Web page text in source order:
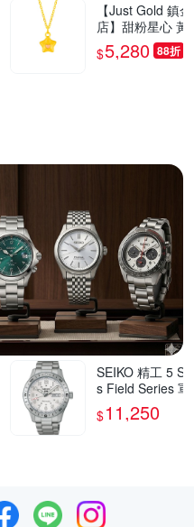
【Just Gold 鎮金
店】甜粉星心 黃
吊墜-不含鍊(網
定)
$5,280 88折
SEIKO 精工 5
s Field Series 軍
風格機械錶 寵爸
刻 送禮推薦-
$11,250